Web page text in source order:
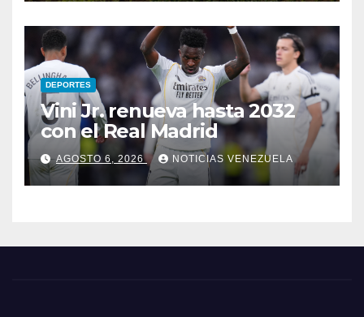
DEPORTES
Vini Jr. renueva hasta 2032
con el Real Madrid
AGOSTO 6, 2026 NOTICIAS VENEZUELA